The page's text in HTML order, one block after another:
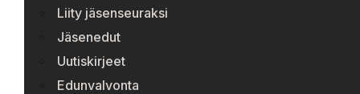
Liity jäsenseuraksi
Jäsenedut
Uutiskirjeet
Edunvalvonta